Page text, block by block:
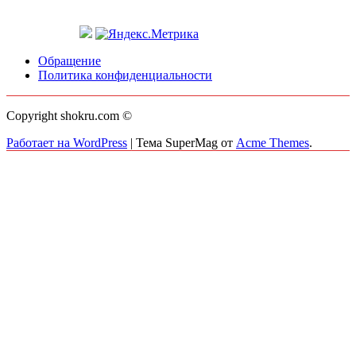
Обращение
Политика конфиденциальности
Copyright shokru.com ©
Работает на WordPress | Тема SuperMag от Acme Themes.